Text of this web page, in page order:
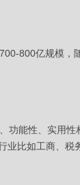
800亿规模，
能性、实用
比如工商、税